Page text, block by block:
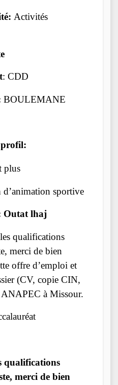
Activités
: CDD
BOULEMANE
plus
sportive
Outat lhaj
qualifications
merci de bien
offre d’emploi et
(CV, copie CIN,
ANAPEC à Missour.
qualifications
merci de bien